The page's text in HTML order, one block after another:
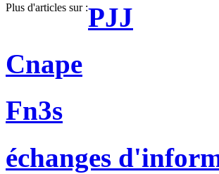
Plus d'articles sur :PJJ
Cnape
Fn3s
échanges